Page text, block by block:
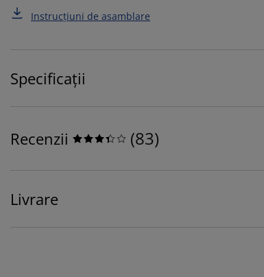
Instrucțiuni de asamblare
Specificații
Recenzii (83)
Livrare